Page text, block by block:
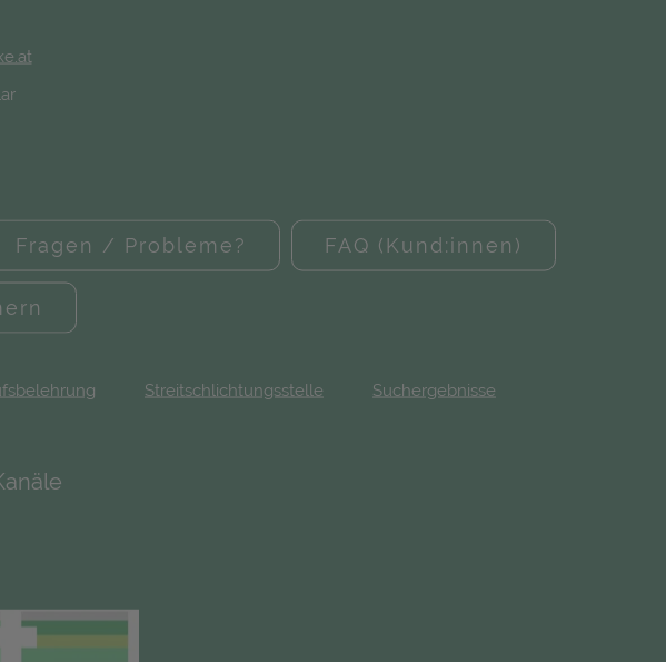
Fragen / Probleme? FAQ (Kund:innen)
Streitschlichtungsstelle Suchergebnisse
Tab)
Tab)